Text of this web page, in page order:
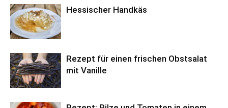
Hessischer Handkäs
Rezept für einen frischen Obstsalat
mit Vanille